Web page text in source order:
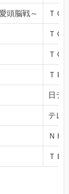
頭脳戦～ ＴＯ
ＴＯ
ＴＯ
ＴＢ
日テ
テレ
ＮＨ
ＴＢ